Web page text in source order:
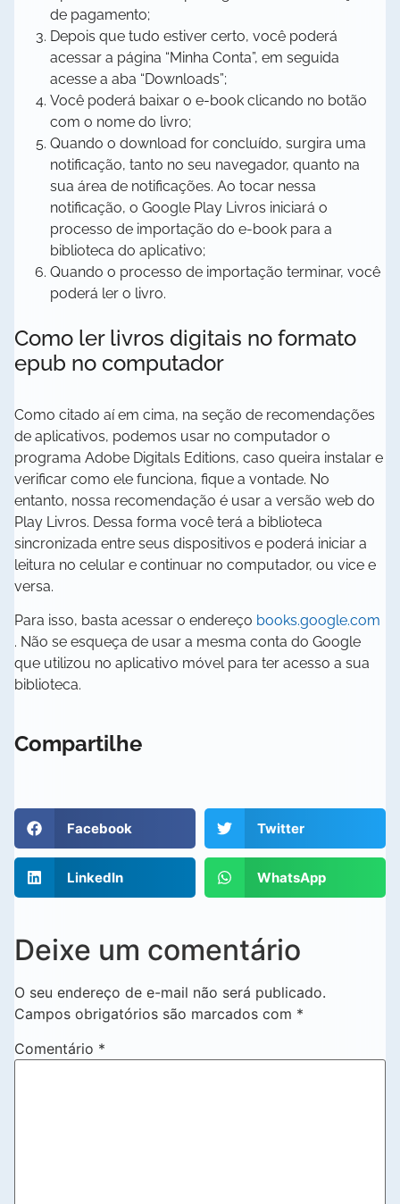
de pagamento;
Depois que tudo estiver certo, você poderá
acessar a página “Minha Conta”, em seguida
acesse a aba “Downloads”;
Você poderá baixar o e-book clicando no botão
com o nome do livro;
Quando o download for concluído, surgira uma
notificação, tanto no seu navegador, quanto na
sua área de notificações. Ao tocar nessa
notificação, o Google Play Livros iniciará o
processo de importação do e-book para a
biblioteca do aplicativo;
Quando o processo de importação terminar, você
poderá ler o livro.
Como ler livros digitais no formato
epub no computador
Como citado aí em cima, na seção de recomendações
de aplicativos, podemos usar no computador o
programa Adobe Digitals Editions, caso queira instalar e
verificar como ele funciona, fique a vontade. No
entanto, nossa recomendação é usar a versão web do
Play Livros. Dessa forma você terá a biblioteca
sincronizada entre seus dispositivos e poderá iniciar a
leitura no celular e continuar no computador, ou vice e
versa.
Para isso, basta acessar o endereço books.google.com
abre
em
nova
. Não se esqueça de usar a mesma conta do Google
que utilizou no aplicativo móvel para ter acesso a sua
biblioteca.
Compartilhe
Facebook Twitter
LinkedIn WhatsApp
Deixe um comentário
O seu endereço de e-mail não será publicado.
Campos obrigatórios são marcados com *
Comentário *